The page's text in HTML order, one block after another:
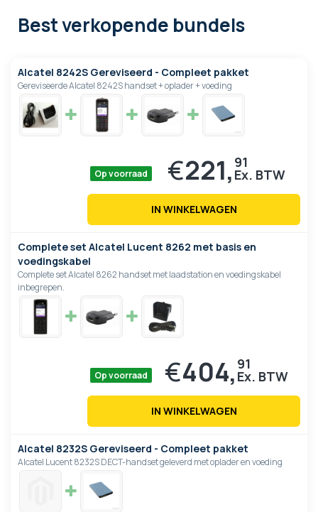
Best verkopende bundels
Alcatel 8242S Gereviseerd - Compleet pakket
Gereviseerde Alcatel 8242S handset + oplader + voeding
Op voorraad €221, 91
IN WINKELWAGEN
Complete set Alcatel Lucent 8262 met basis en
voedingskabel
Complete set Alcatel 8262 handset met laadstation en voedingskabel
inbegrepen.
Op voorraad €404, 91
IN WINKELWAGEN
Alcatel 8232S Gereviseerd - Compleet pakket
Alcatel Lucent 8232S DECT-handset geleverd met oplader en voeding